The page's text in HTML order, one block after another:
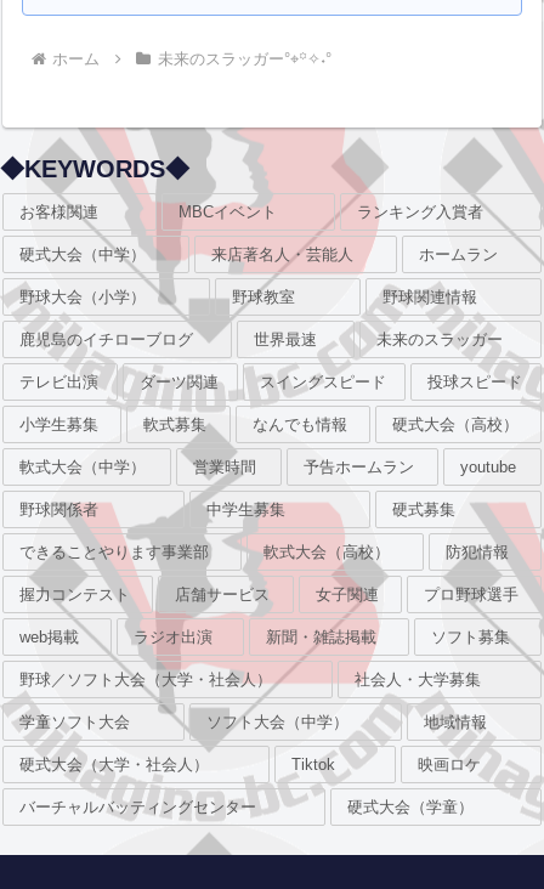
ホーム 未来のスラッガー°⌖꙳✧˖°
◆KEYWORDS◆
お客様関連 MBCイベント ランキング入賞者
硬式大会（中学） 来店著名人・芸能人 ホームラン
野球大会（小学） 野球教室 野球関連情報
鹿児島のイチローブログ 世界最速 未来のスラッガー
テレビ出演 ダーツ関連 スイングスピード 投球スピード
小学生募集 軟式募集 なんでも情報 硬式大会（高校）
軟式大会（中学） 営業時間 予告ホームラン youtube
野球関係者 中学生募集 硬式募集
できることやります事業部 軟式大会（高校） 防犯情報
握力コンテスト 店舗サービス 女子関連 プロ野球選手
web掲載 ラジオ出演 新聞・雑誌掲載 ソフト募集
野球／ソフト大会（大学・社会人） 社会人・大学募集
学童ソフト大会 ソフト大会（中学） 地域情報
硬式大会（大学・社会人） Tiktok 映画ロケ
バーチャルバッティングセンター 硬式大会（学童）